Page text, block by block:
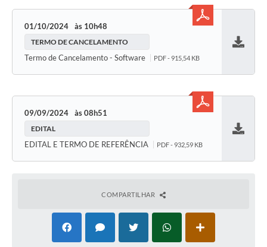
01/10/2024 10h48
TERMO DE CANCELAMENTO
Termo de Cancelamento - Software PDF - 915,54 KB
09/09/2024 08h51
EDITAL
EDITAL E TERMO DE REFERÊNCIA PDF - 932,59 KB
COMPARTILHAR